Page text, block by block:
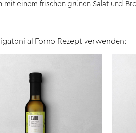
einem frischen grünen Salat und
al Forno Rezept verwenden: